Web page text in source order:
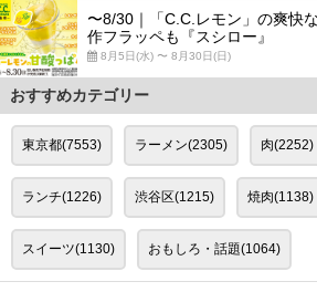
〜8/30｜「C.C.レモン」の爽快
作フラッペも『スシロー』
8月5日(水) 〜 8月30日(日)
おすすめカテゴリー
東京都(7553) ラーメン(2305) 肉(2252)
ランチ(1226) 渋谷区(1215) 焼肉(1138)
スイーツ(1130) おもしろ・話題(1064)